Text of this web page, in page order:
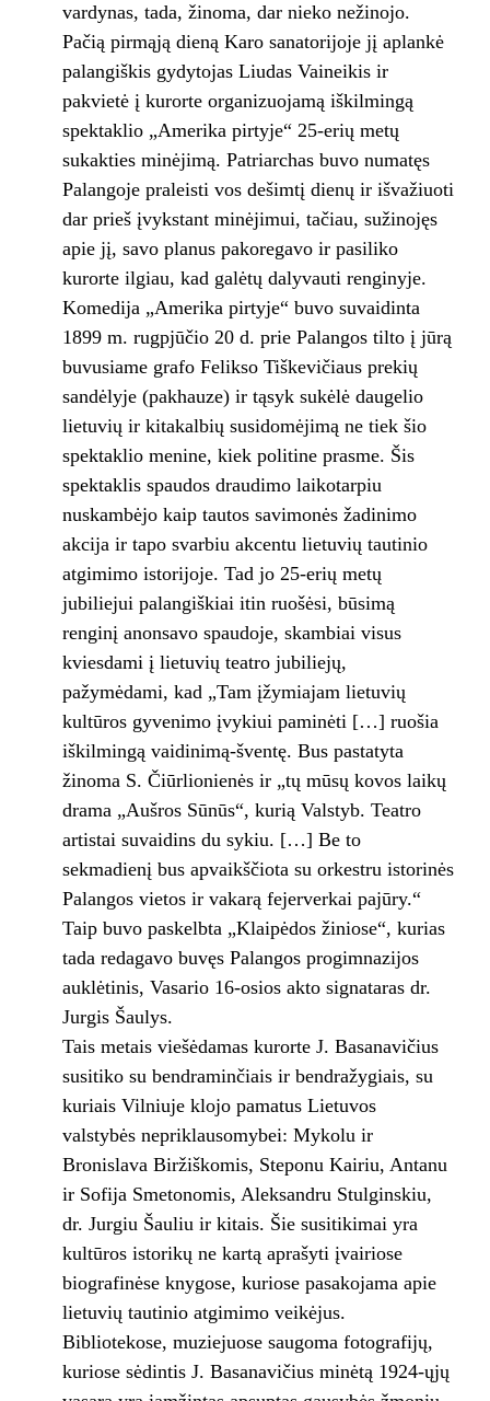
vardynas, tada, žinoma, dar nieko nežinojo.
Pačią pirmąją dieną Karo sanatorijoje jį aplankė
palangiškis gydytojas Liudas Vaineikis ir
pakvietė į kurorte organizuojamą iškilmingą
spektaklio „Amerika pirtyje“ 25-erių metų
sukakties minėjimą. Patriarchas buvo numatęs
Palangoje praleisti vos dešimtį dienų ir išvažiuoti
dar prieš įvykstant minėjimui, tačiau, sužinojęs
apie jį, savo planus pakoregavo ir pasiliko
kurorte ilgiau, kad galėtų dalyvauti renginyje.
Komedija „Amerika pirtyje“ buvo suvaidinta
1899 m. rugpjūčio 20 d. prie Palangos tilto į jūrą
buvusiame grafo Felikso Tiškevičiaus prekių
sandėlyje (pakhauze) ir tąsyk sukėlė daugelio
lietuvių ir kitakalbių susidomėjimą ne tiek šio
spektaklio menine, kiek politine prasme. Šis
spektaklis spaudos draudimo laikotarpiu
nuskambėjo kaip tautos savimonės žadinimo
akcija ir tapo svarbiu akcentu lietuvių tautinio
atgimimo istorijoje. Tad jo 25-erių metų
jubiliejui palangiškiai itin ruošėsi, būsimą
renginį anonsavo spaudoje, skambiai visus
kviesdami į lietuvių teatro jubiliejų,
pažymėdami, kad „Tam įžymiajam lietuvių
kultūros gyvenimo įvykiui paminėti […] ruošia
iškilmingą vaidinimą-šventę. Bus pastatyta
žinoma S. Čiūrlionienės ir „tų mūsų kovos laikų
drama „Aušros Sūnūs“, kurią Valstyb. Teatro
artistai suvaidins du sykiu. […] Be to
sekmadienį bus apvaikščiota su orkestru istorinės
Palangos vietos ir vakarą fejerverkai pajūry.“
Taip buvo paskelbta „Klaipėdos žiniose“, kurias
tada redagavo buvęs Palangos progimnazijos
auklėtinis, Vasario 16-osios akto signataras dr.
Jurgis Šaulys.
Tais metais viešėdamas kurorte J. Basanavičius
susitiko su bendraminčiais ir bendražygiais, su
kuriais Vilniuje klojo pamatus Lietuvos
valstybės nepriklausomybei: Mykolu ir
Bronislava Biržiškomis, Steponu Kairiu, Antanu
ir Sofija Smetonomis, Aleksandru Stulginskiu,
dr. Jurgiu Šauliu ir kitais. Šie susitikimai yra
kultūros istorikų ne kartą aprašyti įvairiose
biografinėse knygose, kuriose pasakojama apie
lietuvių tautinio atgimimo veikėjus.
Bibliotekose, muziejuose saugoma fotografijų,
kuriose sėdintis J. Basanavičius minėtą 1924-ųjų